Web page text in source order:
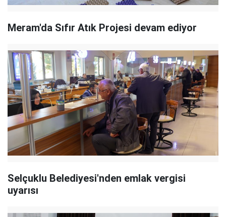
Meram'da Sıfır Atık Projesi devam ediyor
Selçuklu Belediyesi'nden emlak vergisi
uyarısı